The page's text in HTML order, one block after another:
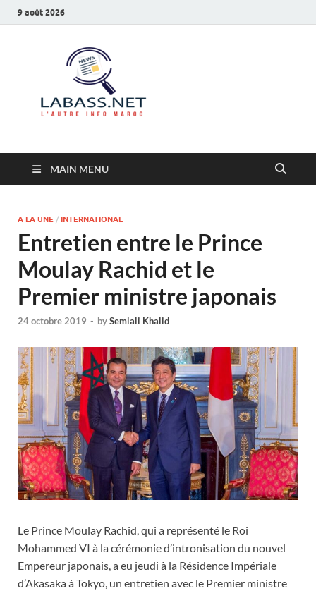
9 août 2026
MAIN MENU
A LA UNE / INTERNATIONAL
Entretien entre le Prince
Moulay Rachid et le
Premier ministre japonais
24 octobre 2019 - bySemlali Khalid
Le Prince Moulay Rachid, qui a représenté le Roi
Mohammed VI à la cérémonie d’intronisation du nouvel
Empereur japonais, a eu jeudi à la Résidence Impériale
d’Akasaka à Tokyo, un entretien avec le Premier ministre